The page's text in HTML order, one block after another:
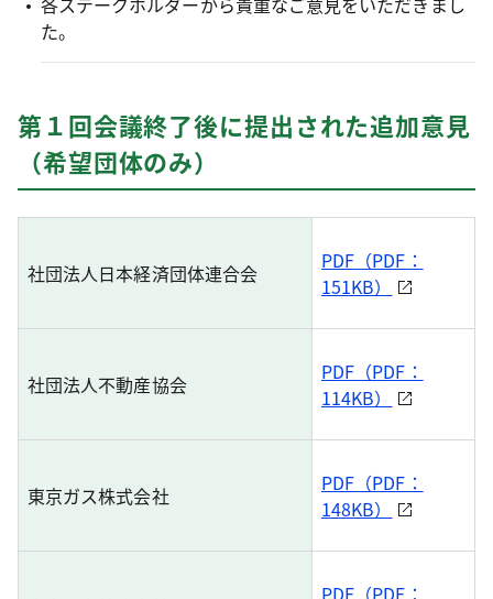
た。
第１回会議終了後に提出された追加意見
（希望団体のみ）
社団法人日本経済団体連合会
PDF（PDF：
151KB）
社団法人不動産協会
PDF（PDF：
114KB）
東京ガス株式会社
PDF（PDF：
148KB）
PDF（PDF：